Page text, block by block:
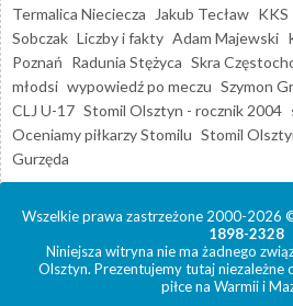
Termalica Nieciecza
Jakub Tecław KKS
Sobczak Liczby i fakty Adam Majewski
Poznań Radunia Stężyca Skra
młodsi wypowiedź po meczu Szymon
CLJ U-17 Stomil Olsztyn - rocznik 2004
Oceniamy piłkarzy Stomilu Stomil
Gurzęda
Wszelkie prawa zastrzeżone 2000-2026
1898-2328
Niniejsza witryna nie ma żadnego
Olsztyn. Prezentujemy tutaj niezależne
piłce na Warmii i